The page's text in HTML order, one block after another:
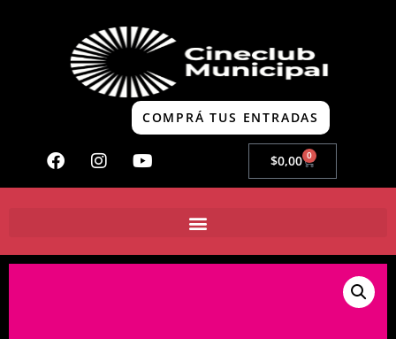
COMPRÁ TUS ENTRADAS
$0,00 0